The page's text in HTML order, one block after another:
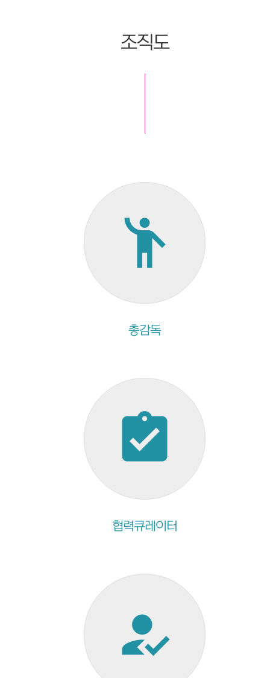
조직도
emoji_people
총감독
assignment_turned_in
협력큐레이터
how_to_reg